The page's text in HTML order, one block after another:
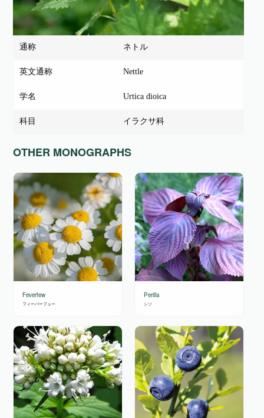
通称 ネトル
英文通称 Nettle
学名 Urtica dioica
科目 イラクサ科
OTHER MONOGRAPHS
Feverfew
フィーバーフュー
Perilla
シソ